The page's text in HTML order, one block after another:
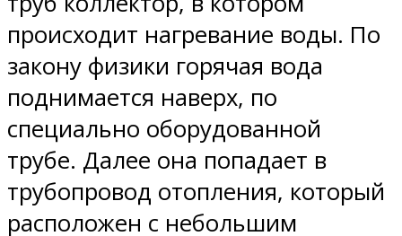
происходит нагревание воды. По
закону физики горячая вода
поднимается наверх, по
специально оборудованной
трубе. Далее она попадает в
трубопровод отопления, который
расположен с небольшим